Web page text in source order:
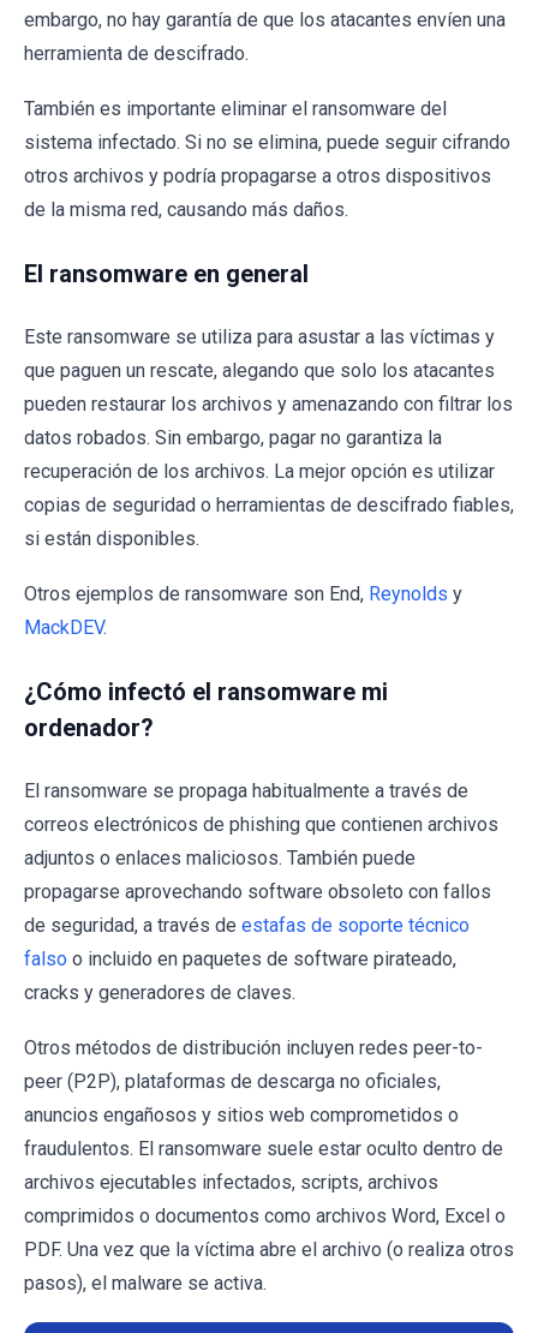
embargo, no hay garantía de que los atacantes envíen una
herramienta de descifrado.
También es importante eliminar el ransomware del
sistema infectado. Si no se elimina, puede seguir cifrando
otros archivos y podría propagarse a otros dispositivos
de la misma red, causando más daños.
El ransomware en general
Este ransomware se utiliza para asustar a las víctimas y
que paguen un rescate, alegando que solo los atacantes
pueden restaurar los archivos y amenazando con filtrar los
datos robados. Sin embargo, pagar no garantiza la
recuperación de los archivos. La mejor opción es utilizar
copias de seguridad o herramientas de descifrado fiables,
si están disponibles.
Otros ejemplos de ransomware son End, Reynolds y
MackDEV.
¿Cómo infectó el ransomware mi
ordenador?
El ransomware se propaga habitualmente a través de
correos electrónicos de phishing que contienen archivos
adjuntos o enlaces maliciosos. También puede
propagarse aprovechando software obsoleto con fallos
de seguridad, a través de estafas de soporte técnico
falso o incluido en paquetes de software pirateado,
cracks y generadores de claves.
Otros métodos de distribución incluyen redes peer-to-
peer (P2P), plataformas de descarga no oficiales,
anuncios engañosos y sitios web comprometidos o
fraudulentos. El ransomware suele estar oculto dentro de
archivos ejecutables infectados, scripts, archivos
comprimidos o documentos como archivos Word, Excel o
PDF. Una vez que la víctima abre el archivo (o realiza otros
pasos), el malware se activa.